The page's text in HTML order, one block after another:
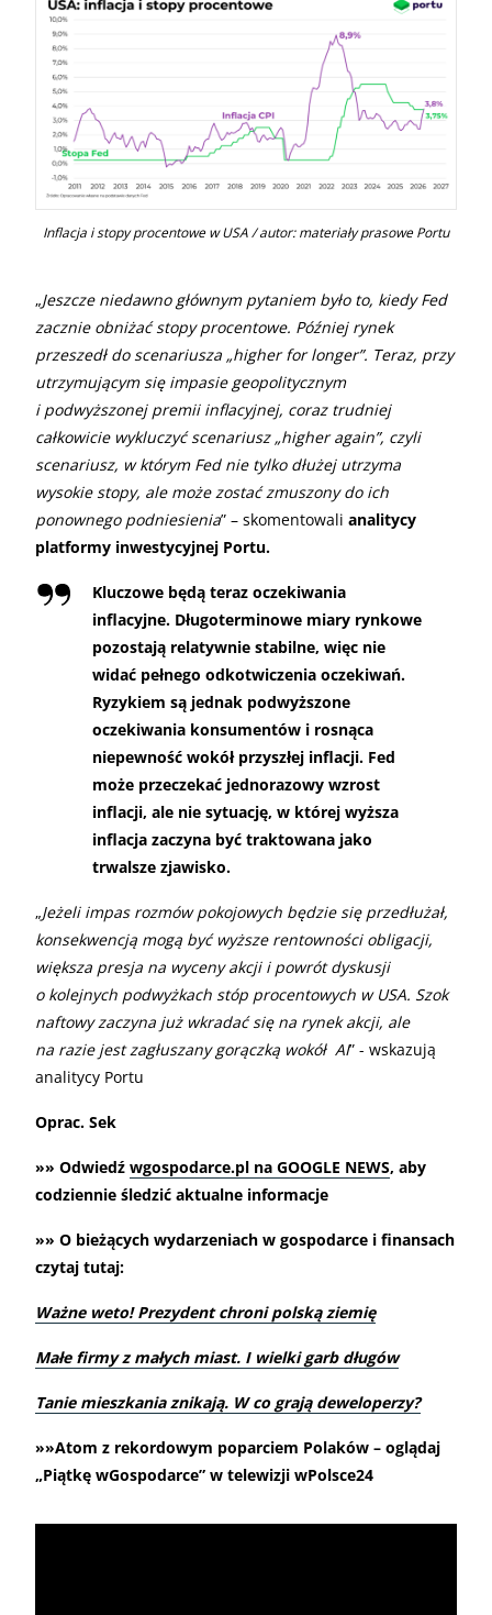
Inflacja i stopy procentowe w USA / autor: materiały prasowe Portu
„Jeszcze niedawno głównym pytaniem było to, kiedy Fed
zacznie obniżać stopy procentowe. Później rynek
przeszedł do scenariusza „higher for longer”. Teraz, przy
utrzymującym się impasie geopolitycznym
i podwyższonej premii inflacyjnej, coraz trudniej
całkowicie wykluczyć scenariusz „higher again”, czyli
scenariusz, w którym Fed nie tylko dłużej utrzyma
wysokie stopy, ale może zostać zmuszony do ich
ponownego podniesienia” – skomentowali analitycy
platformy inwestycyjnej Portu.
Kluczowe będą teraz oczekiwania
inflacyjne. Długoterminowe miary rynkowe
pozostają relatywnie stabilne, więc nie
widać pełnego odkotwiczenia oczekiwań.
Ryzykiem są jednak podwyższone
oczekiwania konsumentów i rosnąca
niepewność wokół przyszłej inflacji. Fed
może przeczekać jednorazowy wzrost
inflacji, ale nie sytuację, w której wyższa
inflacja zaczyna być traktowana jako
trwalsze zjawisko.
„Jeżeli impas rozmów pokojowych będzie się przedłużał,
konsekwencją mogą być wyższe rentowności obligacji,
większa presja na wyceny akcji i powrót dyskusji
o kolejnych podwyżkach stóp procentowych w USA. Szok
naftowy zaczyna już wkradać się na rynek akcji, ale
na razie jest zagłuszany gorączką wokół AI” - wskazują
analitycy Portu
Oprac. Sek
»» Odwiedź wgospodarce.pl na GOOGLE NEWS, aby
codziennie śledzić aktualne informacje
»» O bieżących wydarzeniach w gospodarce i finansach
czytaj tutaj:
Ważne weto! Prezydent chroni polską ziemię
Małe firmy z małych miast. I wielki garb długów
Tanie mieszkania znikają. W co grają deweloperzy?
»»Atom z rekordowym poparciem Polaków – oglądaj
„Piątkę wGospodarce” w telewizji wPolsce24